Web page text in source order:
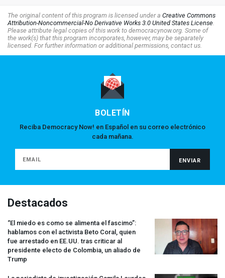
The original content of this program is licensed under a Creative Commons
Attribution-Noncommercial-No Derivative Works 3.0 United States License.
Please attribute legal copies of this work to democracynow.org. Some of
the work(s) that this program incorporates, however, may be separately
licensed. For further information or additional permissions, contact us.
BOLETÍN
Reciba Democracy Now! en Español en su correo electrónico
cada mañana.
Destacados
“El miedo es como se alimenta el fascimo”:
hablamos con el activista Beto Coral, quien
fue arrestado en EE.UU. tras criticar al
presidente electo de Colombia, un aliado de
Trump